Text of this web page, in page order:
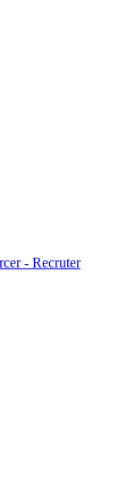
- Recruter